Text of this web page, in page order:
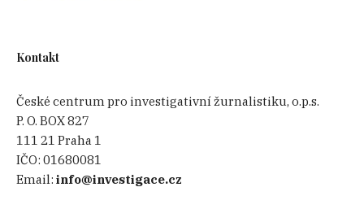
Kontakt
České centrum pro investigativní žurnalistiku, o.p.s.
P. O. BOX 827
111 21 Praha 1
IČO:01680081
Email:info@investigace.cz